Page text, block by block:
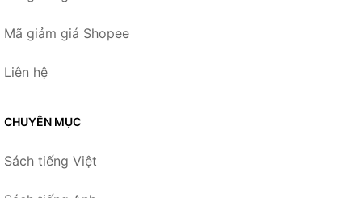
Mã giảm giá Shopee
Liên hệ
CHUYÊN MỤC
Sách tiếng Việt